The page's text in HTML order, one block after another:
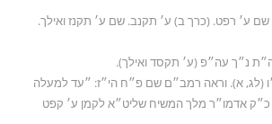
(לג, א). וראה רמב״ם שם פ״ח הי״ז: ״עד למעלה
אדמו״ר מלך המשיח שליט״א לקמן ע׳ קפט